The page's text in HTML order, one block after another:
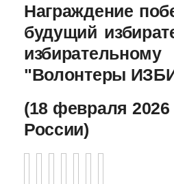
Награждение
будущий
"Волонтеры
(18 февраля
России)